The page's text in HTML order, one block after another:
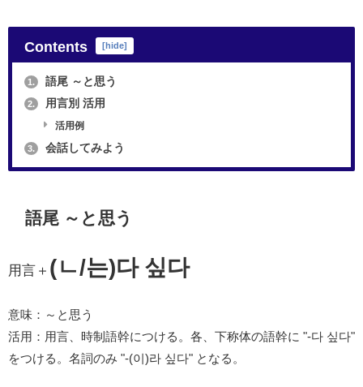
Contents [hide]
1. 語尾 ～と思う
2. 用言別 活用
活用例
3. 会話してみよう
語尾 ～と思う
用言＋ (ㄴ/는)다 싶다
意味：～と思う
活用：用言、時制語幹につける。各、下称体の語幹に "-다 싶다"
をつける。名詞のみ "-(이)라 싶다" となる。